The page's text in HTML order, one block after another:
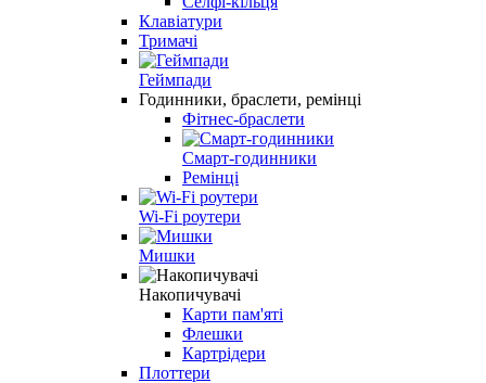
Клавіатури
Тримачі
Геймпади
Годинники, браслети, ремінці
Фітнес-браслети
Смарт-годинники
Ремінці
Wi-Fi роутери
Мишки
Накопичувачі
Карти пам'яті
Флешки
Картрідери
Плоттери